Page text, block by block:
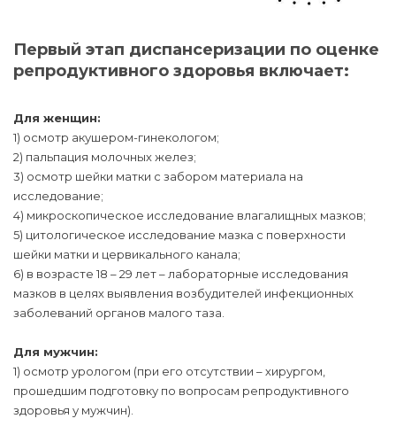
Первый этап диспансеризации по оценке
репродуктивного здоровья включает:
Для женщин:
1) осмотр акушером-гинекологом;
2) пальпация молочных желез;
3) осмотр шейки матки с забором материала на
исследование;
4) микроскопическое исследование влагалищных мазков;
5) цитологическое исследование мазка с поверхности
шейки матки и цервикального канала;
6) в возрасте 18 – 29 лет – лабораторные исследования
мазков в целях выявления возбудителей инфекционных
заболеваний органов малого таза.
Для мужчин:
1) осмотр урологом (при его отсутствии – хирургом,
прошедшим подготовку по вопросам репродуктивного
здоровья у мужчин).